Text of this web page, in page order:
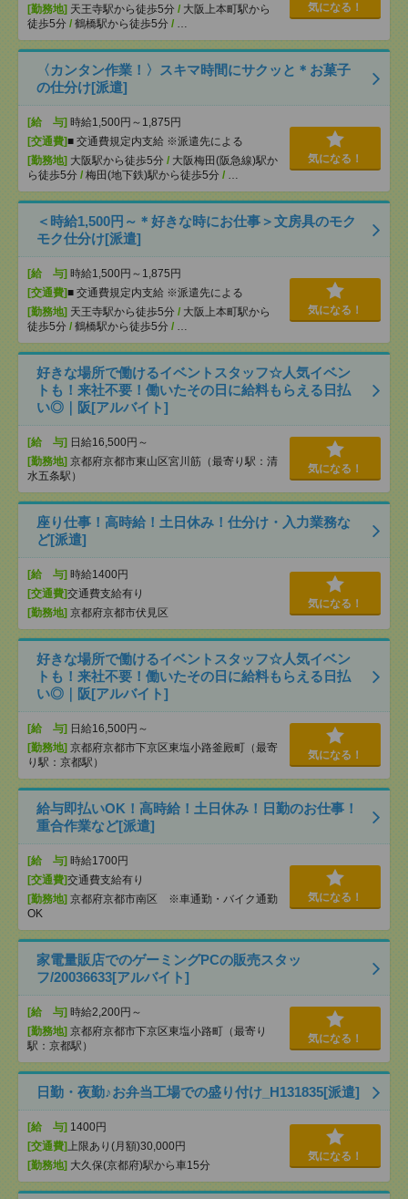
[勤務地] 天王寺駅から徒歩5分 / 大阪上本町駅から
徒歩5分 / 鶴橋駅から徒歩5分 / …
気になる！
〈カンタン作業！〉スキマ時間にサクッと＊お菓子
の仕分け[派遣]
[給 与] 時給1,500円～1,875円
[交通費]■ 交通費規定内支給 ※派遣先による
[勤務地] 大阪駅から徒歩5分 / 大阪梅田(阪急線)駅か
ら徒歩5分 / 梅田(地下鉄)駅から徒歩5分 / …
気になる！
＜時給1,500円～＊好きな時にお仕事＞文房具のモク
モク仕分け[派遣]
[給 与] 時給1,500円～1,875円
[交通費]■ 交通費規定内支給 ※派遣先による
[勤務地] 天王寺駅から徒歩5分 / 大阪上本町駅から
徒歩5分 / 鶴橋駅から徒歩5分 / …
気になる！
好きな場所で働けるイベントスタッフ☆人気イベン
トも！来社不要！働いたその日に給料もらえる日払
い◎｜阪[アルバイト]
[給 与] 日給16,500円～
[勤務地] 京都府京都市東山区宮川筋（最寄り駅：清
水五条駅）
気になる！
座り仕事！高時給！土日休み！仕分け・入力業務な
ど[派遣]
[給 与] 時給1400円
[交通費]交通費支給有り
[勤務地] 京都府京都市伏見区
気になる！
好きな場所で働けるイベントスタッフ☆人気イベン
トも！来社不要！働いたその日に給料もらえる日払
い◎｜阪[アルバイト]
[給 与] 日給16,500円～
[勤務地] 京都府京都市下京区東塩小路釜殿町（最寄
り駅：京都駅）
気になる！
給与即払いOK！高時給！土日休み！日勤のお仕事！
重合作業など[派遣]
[給 与] 時給1700円
[交通費]交通費支給有り
[勤務地] 京都府京都市南区 ※車通勤・バイク通勤
OK
気になる！
家電量販店でのゲーミングPCの販売スタッ
フ/20036633[アルバイト]
[給 与] 時給2,200円～
[勤務地] 京都府京都市下京区東塩小路町（最寄り
駅：京都駅）
気になる！
日勤・夜勤♪お弁当工場での盛り付け_H131835[派遣]
[給 与] 1400円
[交通費] 上限あり(月額)30,000円
[勤務地] 大久保(京都府)駅から車15分
気になる！